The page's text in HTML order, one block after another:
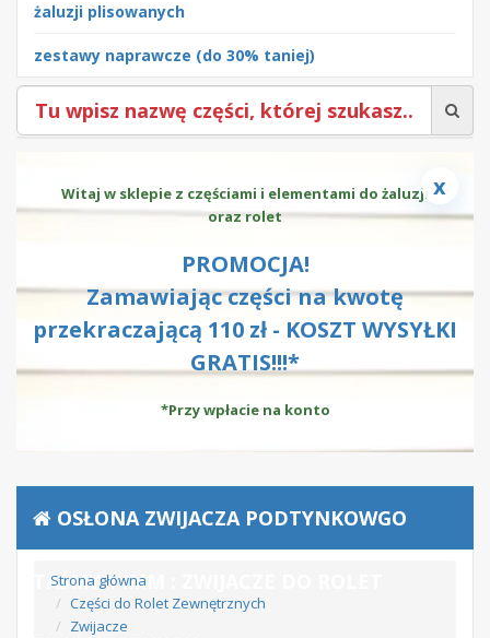
żaluzji plisowanych
zestawy naprawcze (do 30% taniej)
x
Witaj w sklepie z częściami i elementami do żaluzji
oraz rolet
PROMOCJA!
Zamawiając części na kwotę
przekraczającą 110 zł - KOSZT WYSYŁKI
GRATIS!!!*
*Przy wpłacie na konto
OSŁONA ZWIJACZA PODTYNKOWGO
TAŚMY 14MM : ZWIJACZE DO ROLET
Strona główna
Części do Rolet Zewnętrznych
Zwijacze